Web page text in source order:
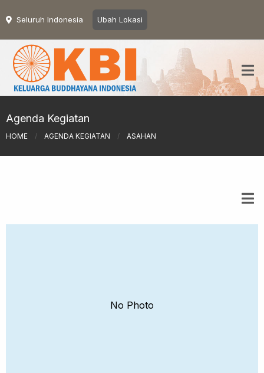
Seluruh Indonesia Ubah Lokasi
Agenda Kegiatan
HOME / AGENDA KEGIATAN / ASAHAN
No Photo